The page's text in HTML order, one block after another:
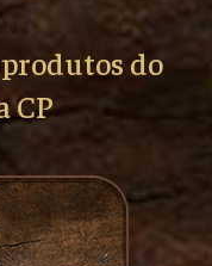
do
CP